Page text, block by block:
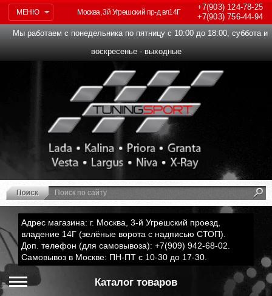
МЕНЮ
+7(903)124-78-25
+7(903)756-44-94
Москва, 3й Угрешский пр-д вл14Г
Мы работаем с понедельника по пятницу с 10:00 до 18:00, суббота и
воскресенье - выходные
Адрес магазина: г. Москва, 3-й Угрешский проезд,
владение 14Г (зелёные ворота с надписью СТОП).
Доп. телефон (для самовывоза): +7(909) 942-68-02.
Самовывоз в Москве: ПН-ПТ с 10-30 до 17-30.
Каталог товаров